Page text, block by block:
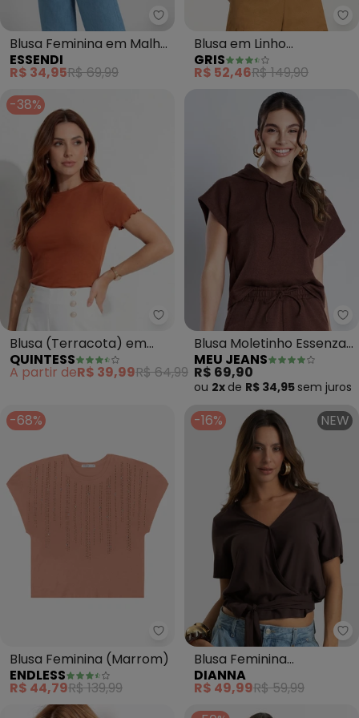
Essendi - Blusa Feminina em
Blusa Feminina em Malha
(Marrom)
ESSENDI
R$ 34,95R$ 69,99
Blusa em Linho
(Caramelo)
GRIS
R$ 52,46R$ 149,90
-38%
Quintess - Blusa (Terracota)
Blusa (Terracota) em
Malha Canelada
QUINTESS
A partir deR$ 39,99R$ 64,99
Blusa Moletinho Essenza
(Marrom)
MEU JEANS
R$ 69,90
ou 2x de R$ 34,95 sem juros
-68%
Endless - Blusa Feminina
Blusa Feminina (Marrom)
ENDLESS
R$ 44,79R$ 139,99
-16% NEW
Blusa Feminina
Transpassada em
Viscose (Marrom)
DIANNA
R$ 49,99R$ 59,99